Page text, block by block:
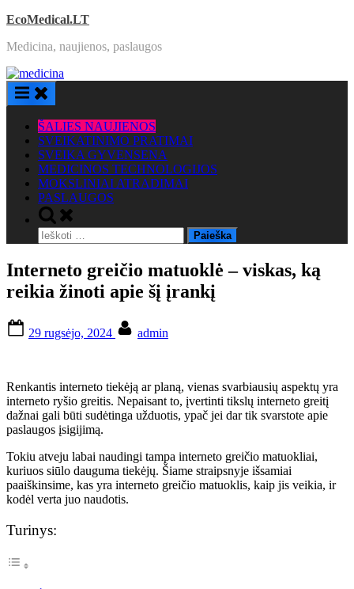
Skip
content
EcoMedical.LT
Medicina, naujienos, paslaugos
ŠALIES NAUJIENOS
SVEIKATINIMO PRATIMAI
SVEIKA GYVENSENA
MEDICINOS TECHNOLOGIJOS
MOKSLINIAI ATRADIMAI
PASLAUGOS
Toggle
search
form
Ieškoti:
Interneto greičio matuoklė – viskas, ką
reikia žinoti apie šį įrankį
on
29 rugsėjo, 2024 admin
Renkantis interneto tiekėją ar planą, vienas svarbiausių aspektų yra
interneto ryšio greitis. Nepaisant to, įvertinti tikslų interneto greitį
dažnai gali būti sudėtinga užduotis, ypač jei dar tik svarstote apie
paslaugos įsigijimą.
Tokiu atveju labai naudingi tampa interneto greičio matuokliai,
kuriuos siūlo dauguma tiekėjų. Šiame straipsnyje išsamiai
paaiškinsime, kas yra interneto greičio matuoklis, kaip jis veikia, ir
kodėl verta juo naudotis.
Turinys: